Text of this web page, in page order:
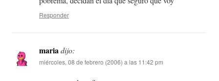
Responder
mariadijo:
miércoles, 08 de febrero (2006) a las 11:42 pm